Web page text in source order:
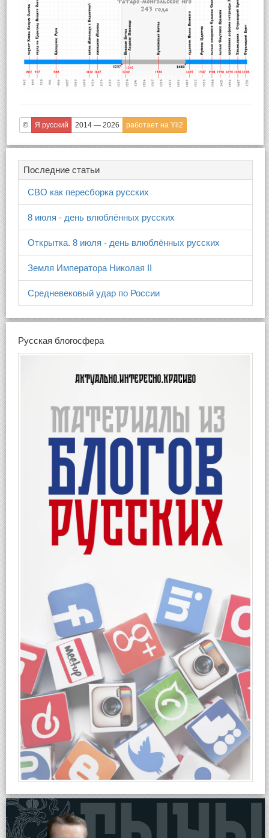
© Я русский 2014 — 2026 работает на Yii2
Последние статьи
СВО как пересборка русских
8 июля - день влюблённых русских
Открытка. 8 июля - день влюблённых русских
Земля Императора Николая II
Средневековый удар по России
Русская блогосфера